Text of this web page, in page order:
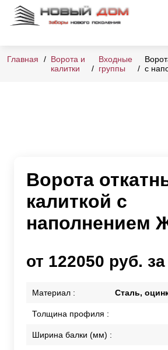
Главная
Ворота и
калитки
Входные
группы
с
Ворота
калиткой с
наполнением
от 122050 руб.
Материал : Сталь,
Толщина профиля :
Ширина балки (мм) :